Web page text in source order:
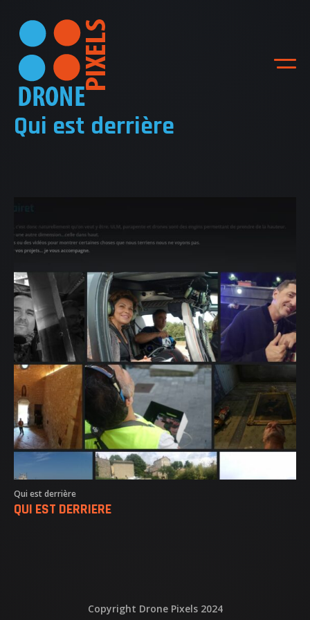
NOS DIFFERENTES
PRESTATIONS
NOS REALISATIONS
QUI EST DERRIERE
NOUS CONTACTER
ATTESTATIONS
Qui est derrière
Qui est derrière
QUI EST DERRIERE
Copyright Drone Pixels 2024